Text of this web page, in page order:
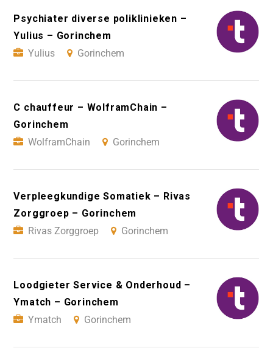
Psychiater diverse poliklinieken –
Yulius – Gorinchem
Yulius
Gorinchem
C chauffeur – WolframChain –
Gorinchem
WolframChain
Gorinchem
Verpleegkundige Somatiek – Rivas
Zorggroep – Gorinchem
Rivas Zorggroep
Gorinchem
Loodgieter Service & Onderhoud –
Ymatch – Gorinchem
Ymatch
Gorinchem